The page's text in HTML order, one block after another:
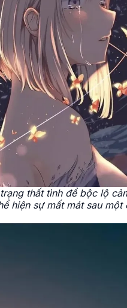
thất tình để bộc lộ
hiện sự mất mát sau một